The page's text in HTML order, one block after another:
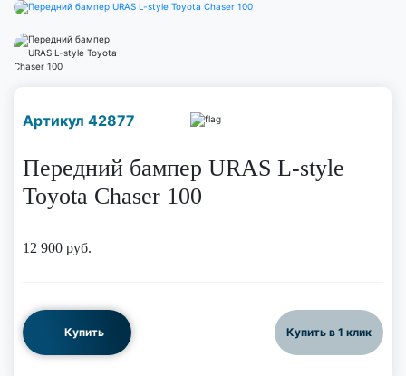
Артикул 42877
Передний бампер URAS L-style
Toyota Chaser 100
12 900 руб.
Купить Купить в 1 клик